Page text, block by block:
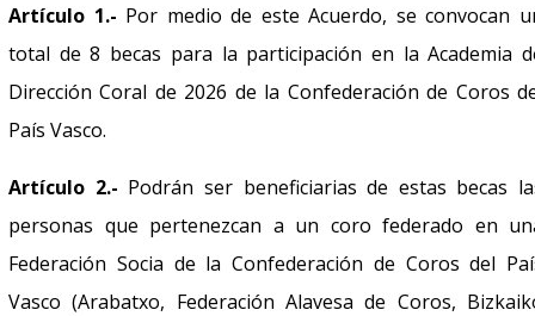
Artículo 1.- Por medio de este Acuerdo, se convocan
total de 8 becas para la participación en la Academia
Dirección Coral de 2026 de la Confederación de Coros
País Vasco.
Artículo 2.- Podrán ser beneficiarias de estas becas
personas que pertenezcan a un coro federado en
Federación Socia de la Confederación de Coros del
Vasco (Arabatxo, Federación Alavesa de Coros,